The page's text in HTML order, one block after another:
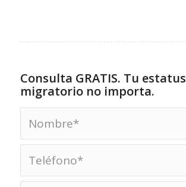
Consulta GRATIS. Tu estatus
migratorio no importa.